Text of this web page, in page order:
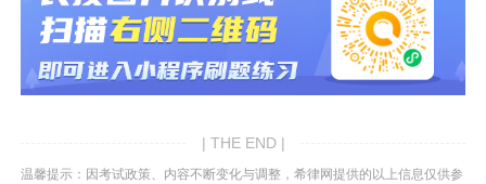
| THE END |
温馨提示：因考试政策、内容不断变化与调整，希律网提供的以上信息仅供参